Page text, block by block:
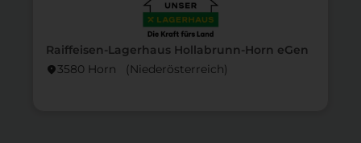
Raiffeisen-Lagerhaus Hollabrunn-Horn eGen
location_on3580 Horn (Nieder­österreich)